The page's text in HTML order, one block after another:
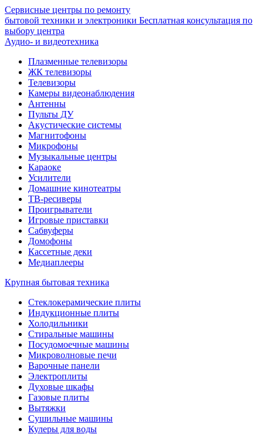
Сервисные центры по ремонту
бытовой техники и электроники Бесплатная консультация по
выбору центра
Аудио- и видеотехника
Плазменные телевизоры
ЖК телевизоры
Телевизоры
Камеры видеонаблюдения
Антенны
Пульты ДУ
Акустические системы
Магнитофоны
Микрофоны
Музыкальные центры
Караоке
Усилители
Домашние кинотеатры
ТВ-ресиверы
Проигрыватели
Игровые приставки
Сабвуферы
Домофоны
Кассетные деки
Медиаплееры
Крупная бытовая техника
Стеклокерамические плиты
Индукционные плиты
Холодильники
Стиральные машины
Посудомоечные машины
Микроволновые печи
Варочные панели
Электроплиты
Духовые шкафы
Газовые плиты
Вытяжки
Сушильные машины
Кулеры для воды